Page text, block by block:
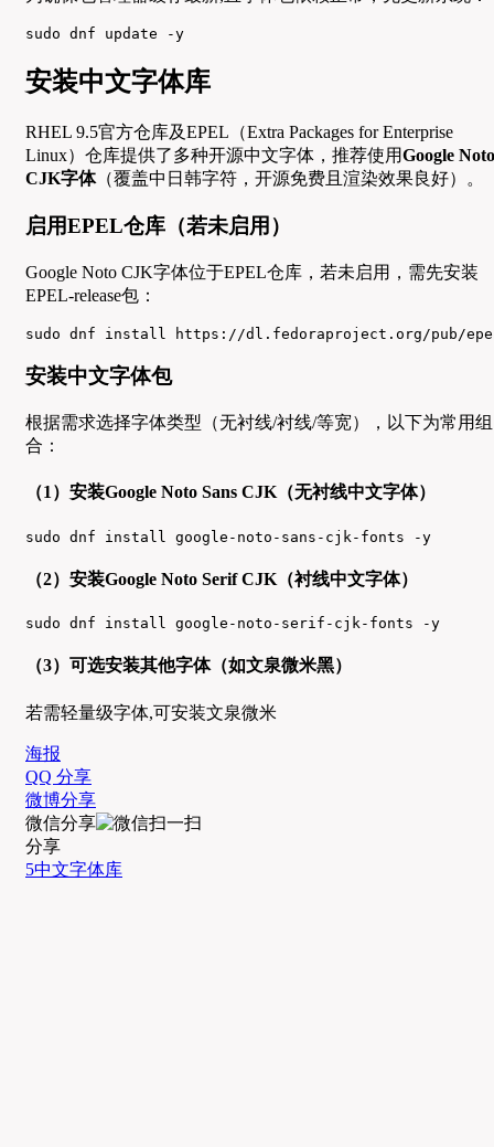
sudo dnf update -y
安装中文字体库
RHEL 9.5官方仓库及EPEL（Extra Packages for Enterprise
Linux）仓库提供了多种开源中文字体，推荐使用Google Noto
CJK字体（覆盖中日韩字符，开源免费且渲染效果良好）。
启用EPEL仓库（若未启用）
Google Noto CJK字体位于EPEL仓库，若未启用，需先安装
EPEL-release包：
sudo dnf install https://dl.fedoraproject.org/pub/
安装中文字体包
根据需求选择字体类型（无衬线/衬线/等宽），以下为常用组
合：
（1）安装Google Noto Sans CJK（无衬线中文字体）
sudo dnf install google-noto-sans-cjk-fonts -y
（2）安装Google Noto Serif CJK（衬线中文字体）
sudo dnf install google-noto-serif-cjk-fonts -y
（3）可选安装其他字体（如文泉微米黑）
若需轻量级字体,可安装文泉微米
海报
QQ 分享
微博分享
微信分享
分享
5中文字体库